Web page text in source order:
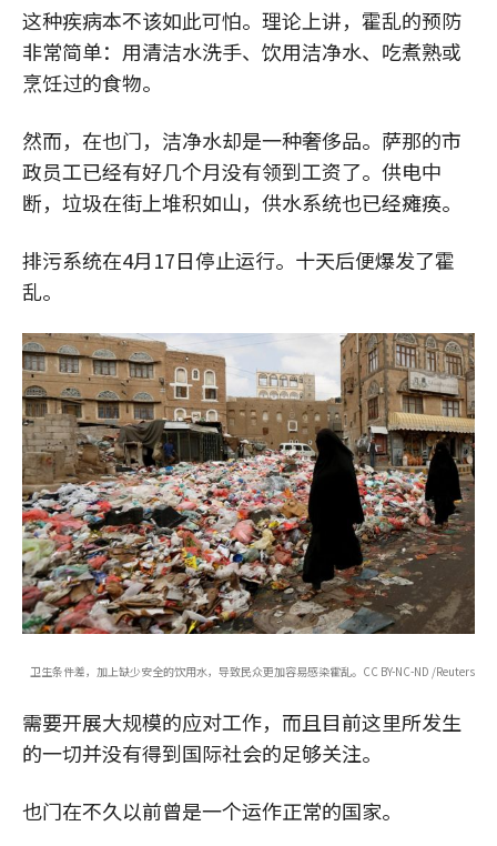
这种疾病本不该如此可怕。理论上讲，霍乱的预防
非常简单：用清洁水洗手、饮用洁净水、吃煮熟或
烹饪过的食物。
然而，在也门，洁净水却是一种奢侈品。萨那的市
政员工已经有好几个月没有领到工资了。供电中
断，垃圾在街上堆积如山，供水系统也已经瘫痪。
排污系统在4月17日停止运行。十天后便爆发了霍
乱。
卫生条件差，加上缺少安全的饮用水，导致民众更加容易感染霍乱。CC BY-NC-ND /Reuters
需要开展大规模的应对工作，而且目前这里所发生
的一切并没有得到国际社会的足够关注。
也门在不久以前曾是一个运作正常的国家。